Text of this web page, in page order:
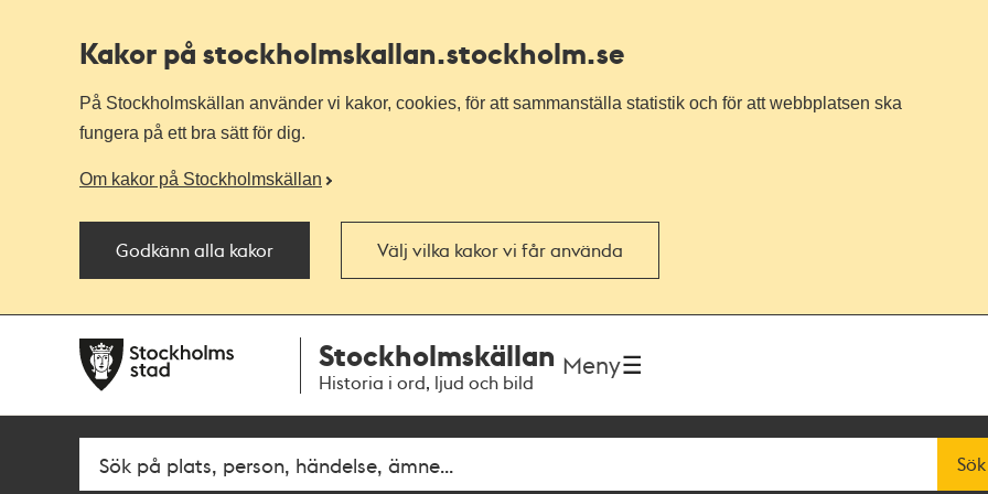
Kakor på stockholmskallan.stockholm.se
På Stockholmskällan använder vi kakor, cookies, för att sammanställa statistik och för att webbplatsen ska
fungera på ett bra sätt för dig.
Om kakor på Stockholmskällan
Godkänn alla kakor Välj vilka kakor vi får använda
navigationen
huvudinnehållet
Stockholmskällan
Historia i ord, ljud och bild
Meny
Fritextsök Sök